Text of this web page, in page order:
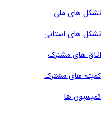
تشکل های ملی
تشکل های استانی
اتاق های مشترک
کمیته های مشترک
کمیسیون ها